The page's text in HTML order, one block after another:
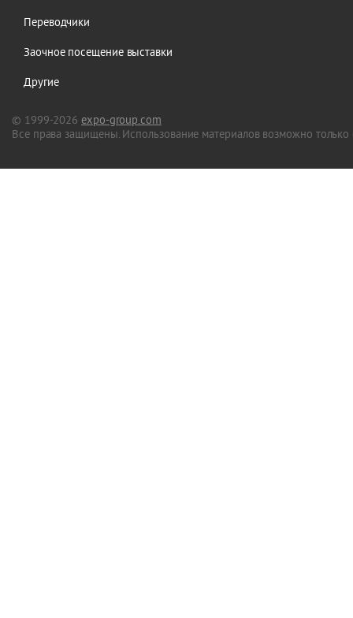
Переводчики
Заочное посещение выставки
Другие
© 1999-2026 expo-group.com
Все права защищены. Использование материалов возможно